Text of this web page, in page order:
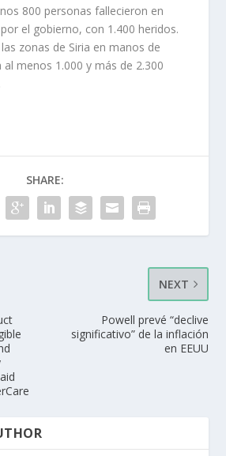
800 personas fallecieron en
el gobierno, con 1.400 heridos.
zonas de Siria en manos de
menos 1.000 y más de 2.300
SHARE:
NEXT
Powell prevé “declive
significativo” de la inflación
en EEUU